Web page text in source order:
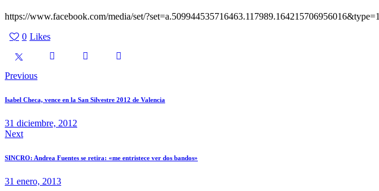
https://www.facebook.com/media/set/?set=a.509944535716463.117989.164215706956016&type=1
0 Likes
Previous
Isabel Checa, vence en la San Silvestre 2012 de Valencia
31 diciembre, 2012
Next
SINCRO: Andrea Fuentes se retira: «me entristece ver dos bandos»
31 enero, 2013